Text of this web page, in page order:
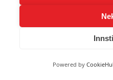
Powered by